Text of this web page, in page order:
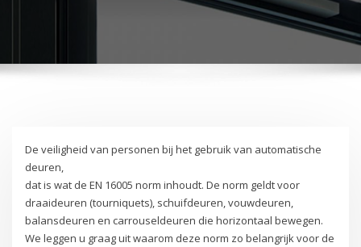
De veiligheid van personen bij het gebruik van automatische
deuren,
dat is wat de EN 16005 norm inhoudt. De norm geldt voor
draaideuren (tourniquets), schuifdeuren, vouwdeuren,
balansdeuren en carrouseldeuren die horizontaal bewegen.
We leggen u graag uit waarom deze norm zo belangrijk voor de